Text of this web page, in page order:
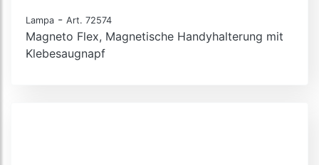
Lampa - Art. 72574
Magneto Flex, Magnetische Handyhalterung mit
Klebesaugnapf